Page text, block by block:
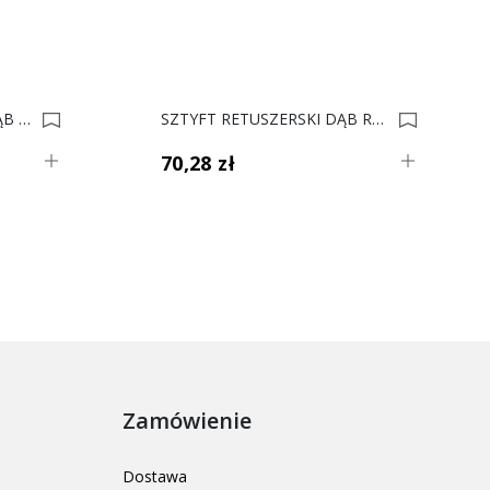
SZTYFT RETUSZERSKI F DĄB CIEMNY 167 0035021 SZTYFT RETUSZERSKI DĄB RUST.CIEMNY 890101-3 *** 0013291
70,28 zł
Zamówienie
Dostawa